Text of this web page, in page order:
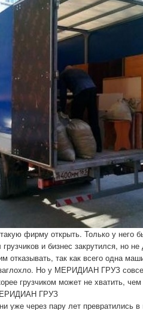
фирму открыть. Только у него
и бизнес закрутился, но
отказывать, так как всего одна
Но у МЕРИДИАН ГРУЗ
грузчиком может не хватить,
ГРУЗ
уже через пару лет превратились